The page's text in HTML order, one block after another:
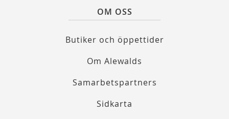
OM OSS
Butiker och öppettider
Om Alewalds
Samarbetspartners
Sidkarta